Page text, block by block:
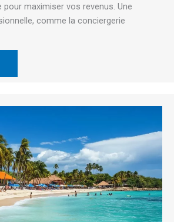
maximiser vos revenus. Une
comme la conciergerie